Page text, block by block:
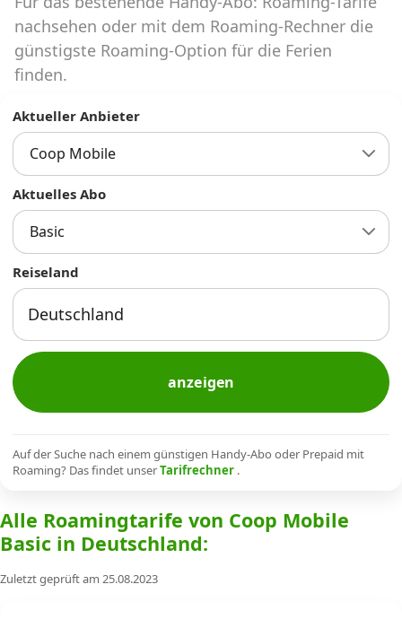
Abos für Tablets, Hotspots und Smart
Watches
Infos
Alle Anbieter
Handy-Abo-Aktionen
Handy-Abo kündigen oder
Alle Mobile-Vergleiche
Internet, TV, Telefon
Kombi-Angebote
nachsehen oder mit dem Roaming-Rechner die
günstigste Roaming-Option für die Ferien
finden.
Aktueller Anbieter
Coop Mobile
Aktuelles Abo
Basic
Reiseland
anzeigen
Auf der Suche nach einem günstigen Handy-Abo oder Prepaid mit
Roaming? Das findet unserTarifrechner .
Alle Roamingtarife von Coop Mobile
Basic in Deutschland:
Zuletzt geprüft am 25.08.2023